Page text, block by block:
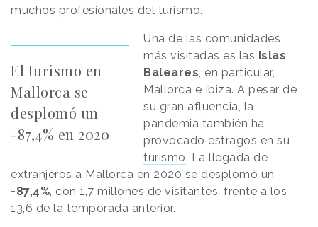
muchos profesionales del turismo.
El turismo en
Mallorca se
desplomó un
-87,4% en 2020
Una de las comunidades
más visitadas es las Islas
Baleares, en particular,
Mallorca e Ibiza. A pesar de
su gran afluencia, la
pandemia también ha
provocado estragos en su
turismo. La llegada de
extranjeros a Mallorca en 2020 se desplomó un
-87,4%, con 1,7 millones de visitantes, frente a los
13,6 de la temporada anterior.